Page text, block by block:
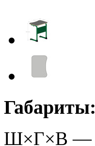
Габариты:
Ш×Г×В —